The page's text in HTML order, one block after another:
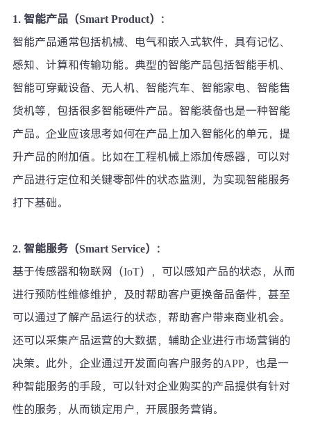
1. 智能产品（Smart Product）：
智能产品通常包括机械、电气和嵌入式软件，具有记忆、
感知、计算和传输功能。典型的智能产品包括智能手机、
智能可穿戴设备、无人机、智能汽车、智能家电、智能售
货机等，包括很多智能硬件产品。智能装备也是一种智能
产品。企业应该思考如何在产品上加入智能化的单元，提
升产品的附加值。比如在工程机械上添加传感器，可以对
产品进行定位和关键零部件的状态监测，为实现智能服务
打下基础。
2. 智能服务（Smart Service）：
基于传感器和物联网（IoT），可以感知产品的状态，从而
进行预防性维修维护，及时帮助客户更换备品备件，甚至
可以通过了解产品运行的状态，帮助客户带来商业机会。
还可以采集产品运营的大数据，辅助企业进行市场营销的
决策。此外，企业通过开发面向客户服务的APP，也是一
种智能服务的手段，可以针对企业购买的产品提供有针对
性的服务，从而锁定用户，开展服务营销。